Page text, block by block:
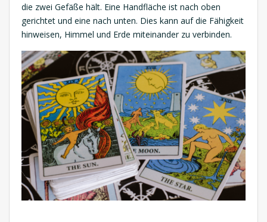
die zwei Gefäße hält. Eine Handfläche ist nach oben
gerichtet und eine nach unten. Dies kann auf die Fähigkeit
hinweisen, Himmel und Erde miteinander zu verbinden.